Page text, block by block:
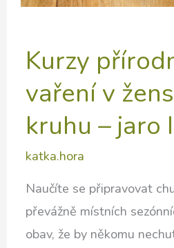
Kurzy
vaření v
kruhu – jaro
katka.hora
Naučíte se připravovat
převážně místních
obav, že by někomu